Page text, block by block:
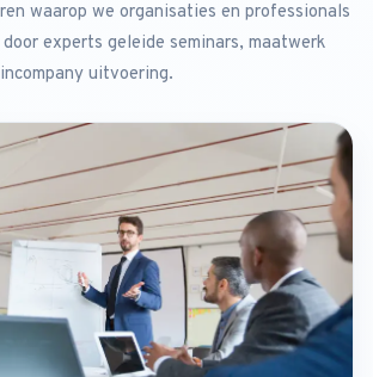
waarop we organisaties en professionals
experts geleide seminars, maatwerk
uitvoering.